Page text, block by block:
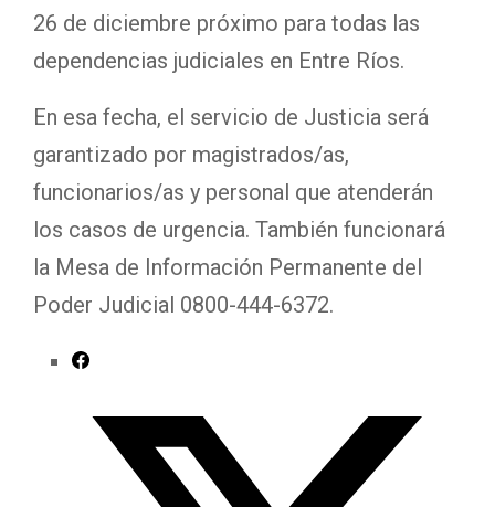
26 de diciembre próximo para todas las
dependencias judiciales en Entre Ríos.
En esa fecha, el servicio de Justicia será
garantizado por magistrados/as,
funcionarios/as y personal que atenderán
los casos de urgencia. También funcionará
la Mesa de Información Permanente del
Poder Judicial 0800-444-6372.